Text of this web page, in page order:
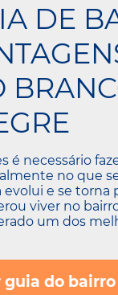
DE
é necessário
no que
evolui e se torna
viver no
um dos
guia do bairro